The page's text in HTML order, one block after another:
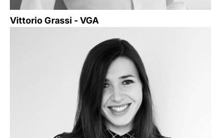
Vittorio Grassi - VGA